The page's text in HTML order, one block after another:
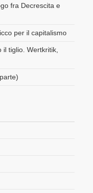
fra Decrescita e
per il capitalismo
tiglio. Wertkritik,